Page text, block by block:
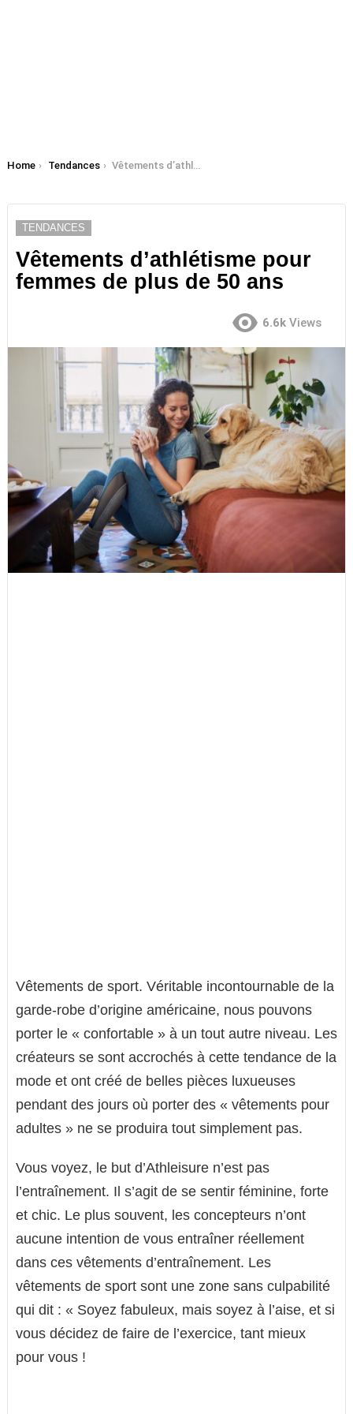
You are here:
Home Tendances Vêtements d’athlétisme pour femmes de plus de 50 ans
TENDANCES
Vêtements d’athlétisme pour
femmes de plus de 50 ans
6.6k Views
Vêtements de sport. Véritable incontournable de la
garde-robe d’origine américaine, nous pouvons
porter le « confortable » à un tout autre niveau. Les
créateurs se sont accrochés à cette tendance de la
mode et ont créé de belles pièces luxueuses
pendant des jours où porter des « vêtements pour
adultes » ne se produira tout simplement pas.
Vous voyez, le but d’Athleisure n’est pas
l’entraînement. Il s’agit de se sentir féminine, forte
et chic. Le plus souvent, les concepteurs n’ont
aucune intention de vous entraîner réellement
dans ces vêtements d’entraînement. Les
vêtements de sport sont une zone sans culpabilité
qui dit : « Soyez fabuleux, mais soyez à l’aise, et si
vous décidez de faire de l’exercice, tant mieux
pour vous !